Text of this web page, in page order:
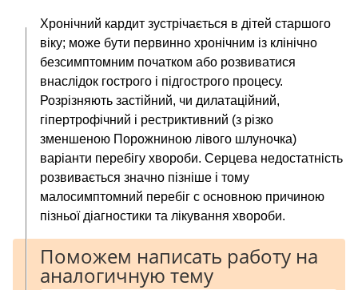
Хронічний кардит зустрічається в дітей старшого
віку; може бути первинно хронічним із клінічно
безсимптомним початком або розвиватися
внаслідок гострого і підгострого процесу.
Розрізняють застійний, чи дилатаційний,
гіпертрофічний і рестриктивний (з різко
зменшеною Порожниною лівого шлуночка)
варіанти перебігу хвороби. Серцева недостатність
розвивається значно пізніше і тому
малосимптомний перебіг с основною причиною
пізньої діагностики та лікування хвороби.
Поможем написать работу на
аналогичную тему